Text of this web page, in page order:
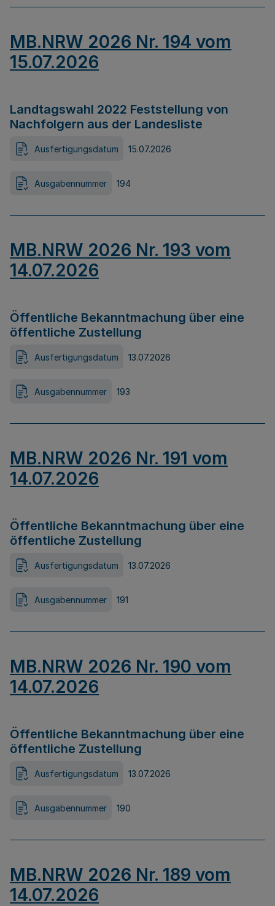
MB.NRW 2026 Nr. 194 vom
15.07.2026
Landtagswahl 2022 Feststellung von
Nachfolgern aus der Landesliste
Ausfertigungsdatum 15.07.2026
Ausgabennummer 194
MB.NRW 2026 Nr. 193 vom
14.07.2026
Öffentliche Bekanntmachung über eine
öffentliche Zustellung
Ausfertigungsdatum 13.07.2026
Ausgabennummer 193
MB.NRW 2026 Nr. 191 vom
14.07.2026
Öffentliche Bekanntmachung über eine
öffentliche Zustellung
Ausfertigungsdatum 13.07.2026
Ausgabennummer 191
MB.NRW 2026 Nr. 190 vom
14.07.2026
Öffentliche Bekanntmachung über eine
öffentliche Zustellung
Ausfertigungsdatum 13.07.2026
Ausgabennummer 190
MB.NRW 2026 Nr. 189 vom
14.07.2026